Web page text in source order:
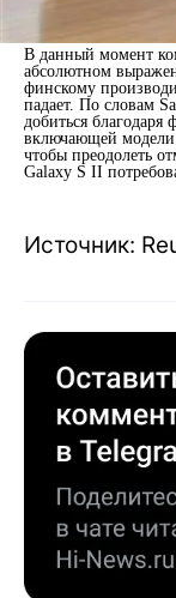
В данный момент
абсолютном
финскому
падает. По словам
добиться благодаря
включающей
чтобы преодолеть
Galaxy S II
Источник: